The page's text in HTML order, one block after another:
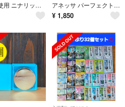
美品 未使用 ニナリッチ ニナ オードトワレ 25ml ニナリッチニナ 香水 アネッサ パーフェクトUV スキンケアミルク NA 60ml
¥ 1,850